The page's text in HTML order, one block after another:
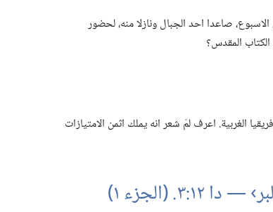
صاعدا احد الجبال ونازلا منه،‏ لحضور
المقدس؟‏
الغربية.‏ اعرف لمَ شعر انه يملك اثمن الامتيازات